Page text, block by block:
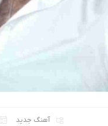
آهنگ جدید